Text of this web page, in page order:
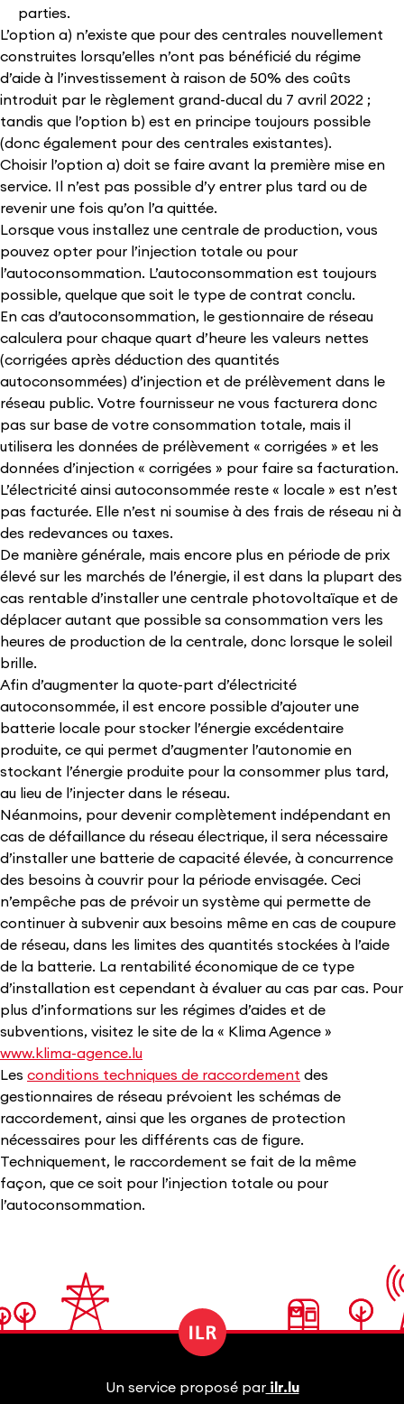
parties.
L’option a) n’existe que pour des centrales nouvellement
construites lorsqu’elles n’ont pas bénéficié du régime
d’aide à l’investissement à raison de 50% des coûts
introduit par le règlement grand-ducal du 7 avril 2022 ;
tandis que l’option b) est en principe toujours possible
(donc également pour des centrales existantes).
Choisir l’option a) doit se faire avant la première mise en
service. Il n’est pas possible d’y entrer plus tard ou de
revenir une fois qu’on l’a quittée.
Lorsque vous installez une centrale de production, vous
pouvez opter pour l’injection totale ou pour
l’autoconsommation. L’autoconsommation est toujours
possible, quelque que soit le type de contrat conclu.
En cas d’autoconsommation, le gestionnaire de réseau
calculera pour chaque quart d’heure les valeurs nettes
(corrigées après déduction des quantités
autoconsommées) d’injection et de prélèvement dans le
réseau public. Votre fournisseur ne vous facturera donc
pas sur base de votre consommation totale, mais il
utilisera les données de prélèvement « corrigées » et les
données d’injection « corrigées » pour faire sa facturation.
L’électricité ainsi autoconsommée reste « locale » est n’est
pas facturée. Elle n’est ni soumise à des frais de réseau ni à
des redevances ou taxes.
De manière générale, mais encore plus en période de prix
élevé sur les marchés de l’énergie, il est dans la plupart des
cas rentable d’installer une centrale photovoltaïque et de
déplacer autant que possible sa consommation vers les
heures de production de la centrale, donc lorsque le soleil
brille.
Afin d’augmenter la quote-part d’électricité
autoconsommée, il est encore possible d’ajouter une
batterie locale pour stocker l’énergie excédentaire
produite, ce qui permet d’augmenter l’autonomie en
stockant l’énergie produite pour la consommer plus tard,
au lieu de l’injecter dans le réseau.
Néanmoins, pour devenir complètement indépendant en
cas de défaillance du réseau électrique, il sera nécessaire
d’installer une batterie de capacité élevée, à concurrence
des besoins à couvrir pour la période envisagée. Ceci
n’empêche pas de prévoir un système qui permette de
continuer à subvenir aux besoins même en cas de coupure
de réseau, dans les limites des quantités stockées à l’aide
de la batterie. La rentabilité économique de ce type
d’installation est cependant à évaluer au cas par cas. Pour
plus d’informations sur les régimes d’aides et de
subventions, visitez le site de la « Klima Agence »
www.klima-agence.lu
Les conditions techniques de raccordement des
gestionnaires de réseau prévoient les schémas de
raccordement, ainsi que les organes de protection
nécessaires pour les différents cas de figure.
Techniquement, le raccordement se fait de la même
façon, que ce soit pour l’injection totale ou pour
l’autoconsommation.
Un service proposé parilr.lu